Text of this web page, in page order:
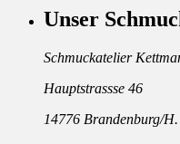
Unser
Schmuckatelier
Hauptstrassse 46
14776 Brandenburg/H.